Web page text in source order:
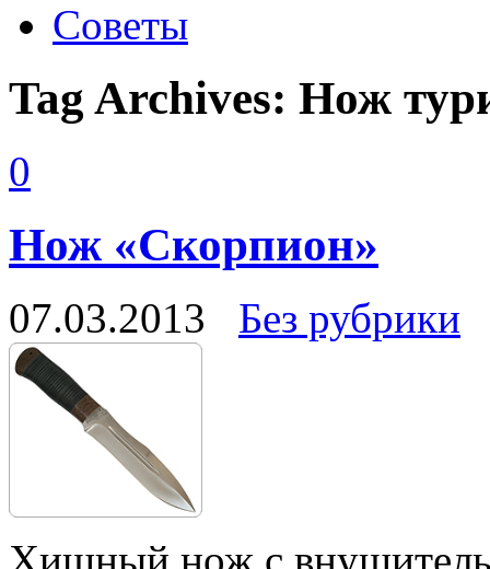
Советы
Tag Archives: Нож
0
Нож «Скорпион»
07.03.2013 Без рубрики
Хищный нож с